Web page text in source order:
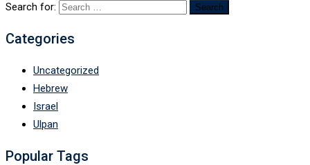
Search for:
Categories
Uncategorized
Hebrew
Israel
Ulpan
Popular Tags